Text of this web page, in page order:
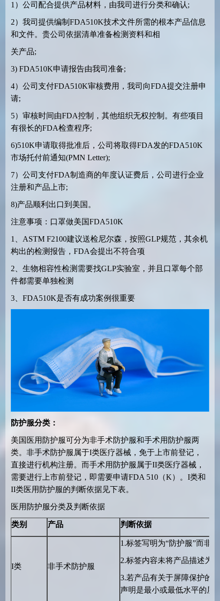
1 ）公司配合提供产品材料，由我司进行分类和确认;
2）我司提供编制 FDA510K技术文件所需的根本产品信息
和文件。贵公司依据清单准备检测资料和相
关产品;
3) FDA510K申请报告由我司准备;
4）公司支付FDA510K审核费用，我司向FDA提交注册申
请;
5）审核时间由FDA控制，其他组织无权控制。有些项目
有很长的FDA检查程序;
6)510K申请取得批准后，公司将取得FDA发的FDA510K
市场托付前通知(PMN Letter);
7）公司支付FDA制造商的年度认证费后，公司进行企业
注册和产品上市;
8)产品顺利出口到美国。
注意事项：口罩做美国FDA510K
1 ASTM F2100建议送检尼尔森，按照GLP规范，其余机
构出的检测报告， FDA会提出不符合项
2 、生物相容性检测需要找GLP实验室，并且口罩每个部
件都需要单独检测
3、 FDA510K是否有成功案例很重要
防护服分类：
美国医用防护服可分为非手术防护服和手术用防护服两
类。非手术防护服属于I类医疗器械，免于上市前登记，
直接进行机构注册。而手术用防护服属于II类医疗器械，
需要进行上市前登记，即需要申请FDA 510（K）。 I类和
II类医用防护服的判断依据见下表。
医用防护服分类及判断依据
类别 产品 判断依据
I类 非手术防护服
1.标签写明为“防护服”而非
2.标签内容未将产品描述为
3.若产品有关于屏障保护的
声明是最小或最低水平的屏